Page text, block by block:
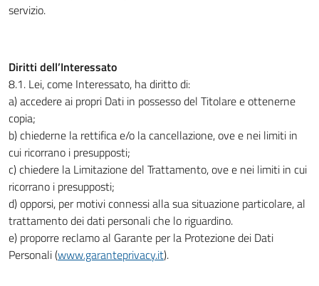
servizio.
Diritti dell’Interessato
8.1. Lei, come Interessato, ha diritto di:
a) accedere ai propri Dati in possesso del Titolare e ottenerne
copia;
b) chiederne la rettifica e/o la cancellazione, ove e nei limiti in
cui ricorrano i presupposti;
c) chiedere la Limitazione del Trattamento, ove e nei limiti in cui
ricorrano i presupposti;
d) opporsi, per motivi connessi alla sua situazione particolare, al
trattamento dei dati personali che lo riguardino.
e) proporre reclamo al Garante per la Protezione dei Dati
Personali (www.garanteprivacy.it).